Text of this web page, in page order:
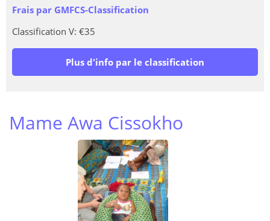
Frais par GMFCS-Classification
Classification V: €35
Plus d'info par le classification
Mame Awa Cissokho